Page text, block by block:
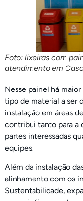
Foto: lixeiras com
atendimento em
Nesse painel há
tipo de material a ser
instalação em áreas
contribui tanto para a
partes interessadas
equipes.
Além da instalação
alinhamento com os
Sustentabilidade,